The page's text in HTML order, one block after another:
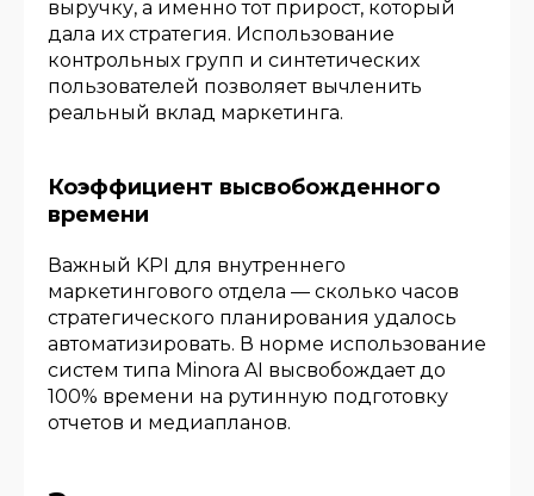
выручку, а именно тот прирост, который
дала их стратегия. Использование
контрольных групп и синтетических
пользователей позволяет вычленить
реальный вклад маркетинга.
Коэффициент высвобожденного
времени
Важный KPI для внутреннего
маркетингового отдела — сколько часов
стратегического планирования удалось
автоматизировать. В норме использование
систем типа Minora AI высвобождает до
100% времени на рутинную подготовку
отчетов и медиапланов.